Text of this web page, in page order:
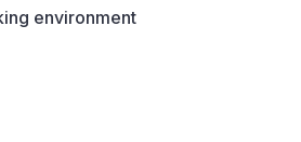
environment